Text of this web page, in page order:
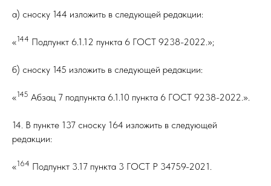
а) сноску 144 изложить в следующей редакции:
«144 Подпункт 6.1.12 пункта 6 ГОСТ 9238-2022.»;
б) сноску 145 изложить в следующей редакции:
«145 Абзац 7 подпункта 6.1.10 пункта 6 ГОСТ 9238-2022.».
14. В пункте 137 сноску 164 изложить в следующей
редакции:
«164 Подпункт 3.17 пункта 3 ГОСТ Р 34759-2021.